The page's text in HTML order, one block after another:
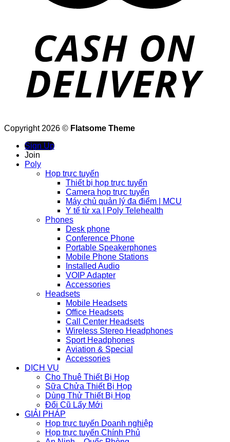
Copyright 2026 © Flatsome Theme
Sign Up
Join
Poly
Họp trực tuyến
Thiết bị họp trực tuyến
Camera họp trực tuyến
Máy chủ quản lý đa điểm | MCU
Y tế từ xa | Poly Telehealth
Phones
Desk phone
Conference Phone
Portable Speakerphones
Mobile Phone Stations
Installed Audio
VOIP Adapter
Accessories
Headsets
Mobile Headsets
Office Headsets
Call Center Headsets
Wireless Stereo Headphones
Sport Headphones
Aviation & Special
Accessories
DỊCH VỤ
Cho Thuê Thiết Bị Họp
Sữa Chửa Thiết Bị Họp
Dùng Thử Thiết Bị Họp
Đổi Cũ Lấy Mới
GIẢI PHÁP
Họp trực tuyến Doanh nghiệp
Họp trực tuyến Chính Phủ